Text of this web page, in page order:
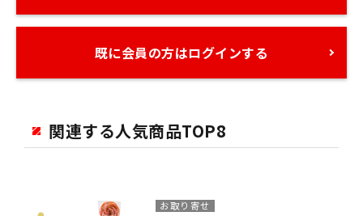
既に会員の方はログインする
関連する人気商品TOP8
お取り寄せ